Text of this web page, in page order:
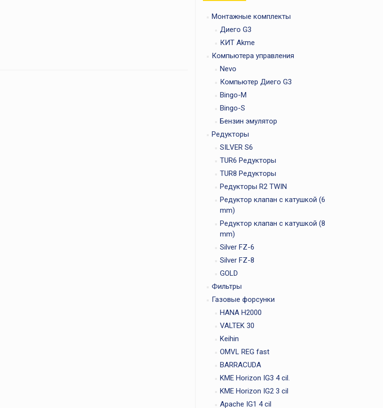
Монтажные комплекты
Диего G3
КИТ Akme
Компьютера управления
Nevo
Компьютер Диего G3
Bingo-M
Bingo-S
Бензин эмулятор
Редукторы
SILVER S6
TUR6 Редукторы
TUR8 Редукторы
Редукторы R2 TWIN
Редуктор клапан с катушкой (6
mm)
Редуктор клапан с катушкой (8
mm)
Silver FZ-6
Silver FZ-8
GOLD
Фильтры
Газовые форсунки
HANA H2000
VALTEK 30
Keihin
OMVL REG fast
BARRACUDA
KME Horizon IG3 4 cil.
KME Horizon IG2 3 cil
Apache IG1 4 cil